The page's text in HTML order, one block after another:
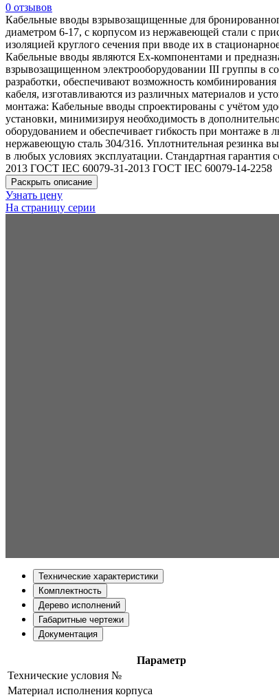
0 отзывов
Кабельные вводы взрывозащищенные для
диаметром 6-17, с корпусом из нержавеющей стали с
изоляцией круглого сечения при вводе их в
Кабельные вводы являются Ех-компонентами и
взрывозащищенном электрооборудовании III группы в
разработки, обеспечивают возможность
кабеля, изготавливаются из различных материалов и
монтажа: Кабельные вводы спроектированы с учётом
установки, минимизируя необходимость в
оборудованием и обеспечивает гибкость при монтаже
нержавеющую сталь 304/316. Уплотнительная резинка
в любых условиях эксплуатации. Стандартная
2013 ГОСТ IEC 60079-31-2013 ГОСТ IEC 60079-14-2258
Раскрыть описание
Узнать цену
На страницу серии
Технические характеристики
Комплектность
Дерево исполнений
Габаритные чертежи
Документация
Параметр
Технические условия №
Материал исполнения корпуса